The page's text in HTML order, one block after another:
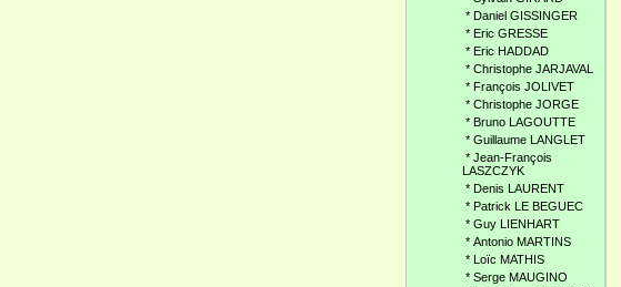
* Daniel GISSINGER
* Eric GRESSE
* Eric HADDAD
* Christophe JARJAVAL
* François JOLIVET
* Christophe JORGE
* Bruno LAGOUTTE
* Guillaume LANGLET
* Jean-François
LASZCZYK
* Denis LAURENT
* Patrick LE BEGUEC
* Guy LIENHART
* Antonio MARTINS
* Loïc MATHIS
* Serge MAUGINO